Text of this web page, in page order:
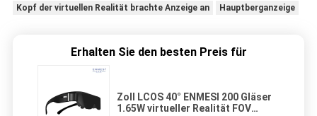
Kopf der virtuellen Realität brachte Anzeige an
Hauptberganzeige
Erhalten Sie den besten Preis für
Zoll LCOS 40° ENMESI 200 Gläser
1.65W virtueller Realität FOV